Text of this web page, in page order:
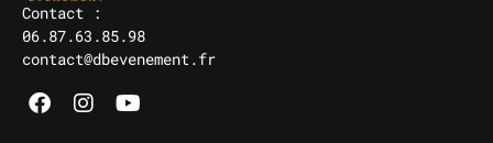
Contact :
06.87.63.85.98
contact@dbevenement.fr